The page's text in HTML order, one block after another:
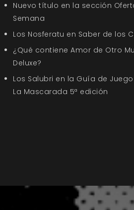
Nuevo título en la sección
Semana
Los Nosferatu en Saber de los
¿Qué contiene Amor de Otro
Deluxe?
Los Salubri en la Guía de
La Mascarada 5ª edición